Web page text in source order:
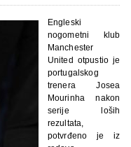
Engleski
nogometni klub
Manchester
United otpustio je
portugalskog
trenera Josea
Mourinha nakon
serije loših
rezultata,
potvrđeno je iz